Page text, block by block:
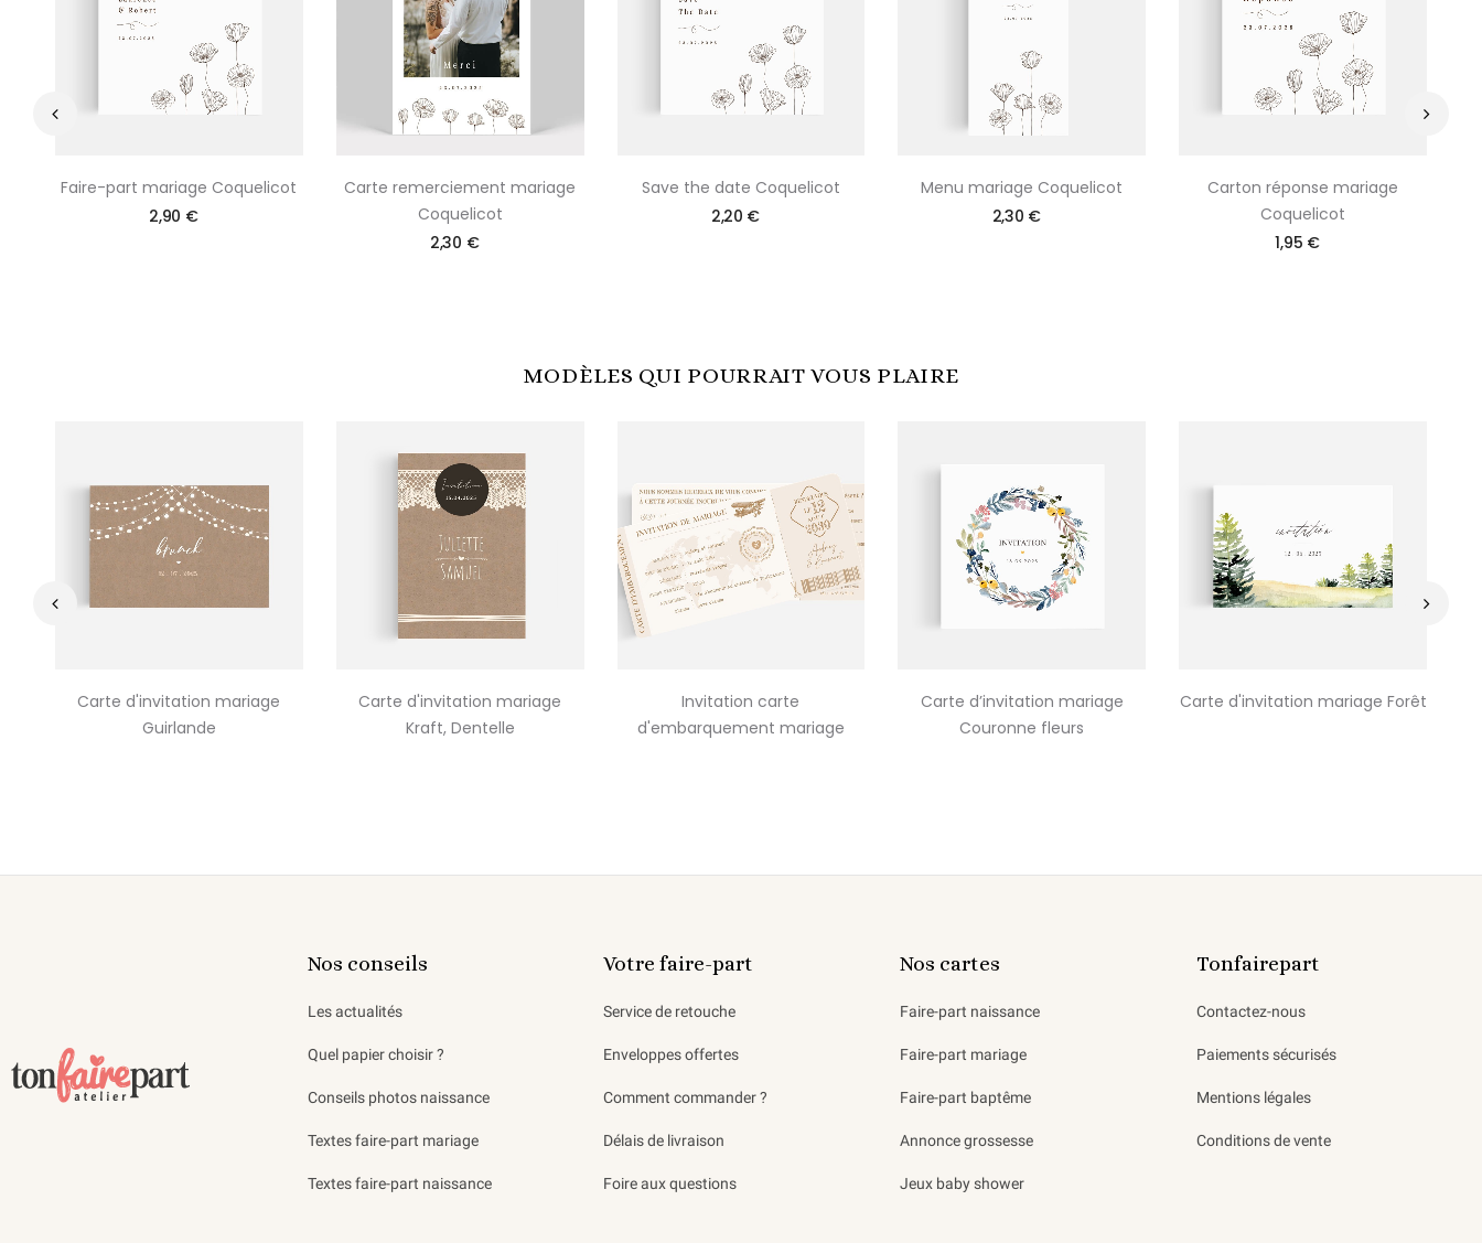
Faire-part mariage Coquelicot
2,90 €
Carte remerciement mariage
Coquelicot
2,30 €
Save the date Coquelicot
2,20 €
Menu mariage Coquelicot
2,30 €
Carton réponse mariage
Coquelicot
1,95 €
MODÈLES QUI POURRAIT VOUS PLAIRE
Carte d'invitation mariage
Guirlande
Carte d'invitation mariage
Kraft, Dentelle
Invitation carte
d'embarquement mariage
Carte d’invitation mariage
Couronne fleurs
Carte d'invitation mariage Forêt
Nos conseils
Les actualités
Quel papier choisir ?
Conseils photos naissance
Textes faire-part mariage
Textes faire-part naissance
Votre faire-part
Service de retouche
Enveloppes offertes
Comment commander ?
Délais de livraison
Foire aux questions
Nos cartes
Faire-part naissance
Faire-part mariage
Faire-part baptême
Annonce grossesse
Jeux baby shower
Tonfairepart
Contactez-nous
Paiements sécurisés
Mentions légales
Conditions de vente